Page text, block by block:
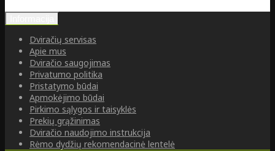
Dviračių servisas
Apie mus
Dviračio saugojimas
Privatumo politika
Pristatymo būdai
Apmokėjimo būdai
Pirkimo sąlygos ir taisyklės
Prekių grąžinimas
Dviračio naudojimo instrukcija
Rėmo dydžių rekomendacinė lentelė